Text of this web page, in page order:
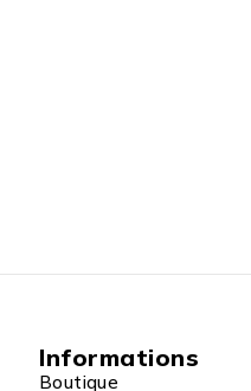
Informations
Boutique